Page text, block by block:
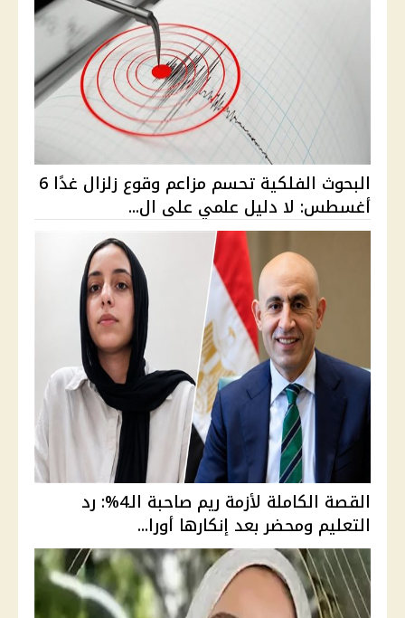
البحوث الفلكية تحسم مزاعم وقوع زلزال غدًا 6
أغسطس: لا دليل علمي على ال...
القصة الكاملة لأزمة ريم صاحبة الـ4%: رد
التعليم ومحضر بعد إنكارها أورا...